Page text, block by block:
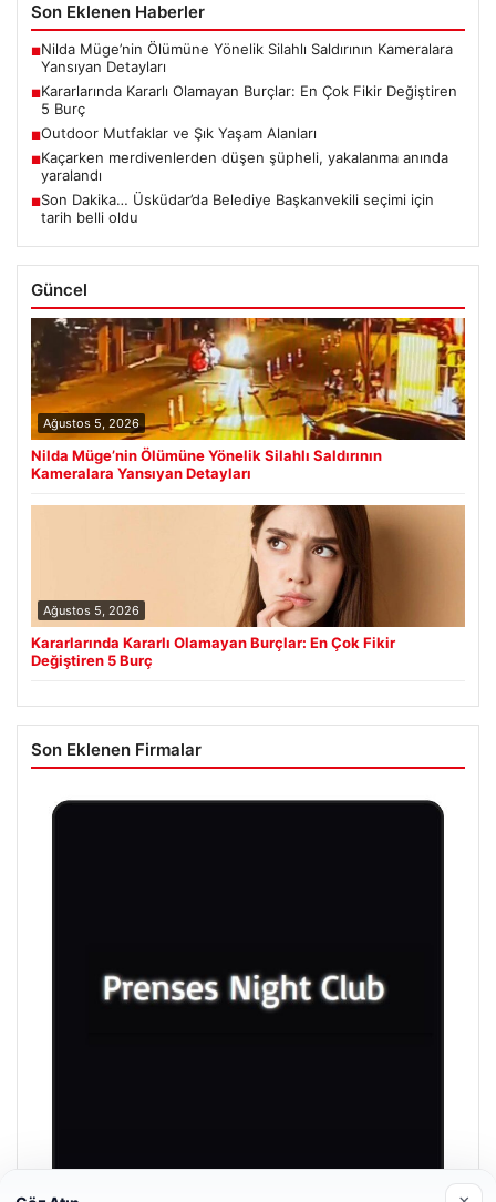
Son Eklenen Haberler
■Nilda Müge’nin Ölümüne Yönelik Silahlı Saldırının Kameralara
Yansıyan Detayları
■Kararlarında Kararlı Olamayan Burçlar: En Çok Fikir Değiştiren
5 Burç
■Outdoor Mutfaklar ve Şık Yaşam Alanları
■Kaçarken merdivenlerden düşen şüpheli, yakalanma anında
yaralandı
■Son Dakika… Üsküdar’da Belediye Başkanvekili seçimi için
tarih belli oldu
Güncel
Ağustos 5, 2026
Nilda Müge’nin Ölümüne Yönelik Silahlı Saldırının
Kameralara Yansıyan Detayları
Ağustos 5, 2026
Kararlarında Kararlı Olamayan Burçlar: En Çok Fikir
Değiştiren 5 Burç
Son Eklenen Firmalar